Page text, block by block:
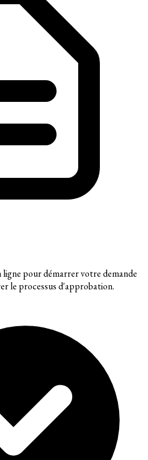
pour démarrer votre demande
le processus d'approbation.